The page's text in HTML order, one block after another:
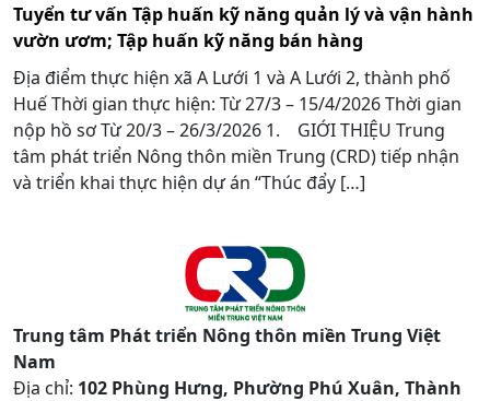
Tuyển tư vấn Tập huấn kỹ năng quản lý và vận hành
vườn ươm; Tập huấn kỹ năng bán hàng
Địa điểm thực hiện xã A Lưới 1 và A Lưới 2, thành phố
Huế Thời gian thực hiện: Từ 27/3 – 15/4/2026 Thời gian
nộp hồ sơ Từ 20/3 – 26/3/2026 1. GIỚI THIỆU Trung
tâm phát triển Nông thôn miền Trung (CRD) tiếp nhận
và triển khai thực hiện dự án “Thúc đẩy […]
Trung tâm Phát triển Nông thôn miền Trung Việt
Nam
Địa chỉ: 102 Phùng Hưng, Phường Phú Xuân, Thành